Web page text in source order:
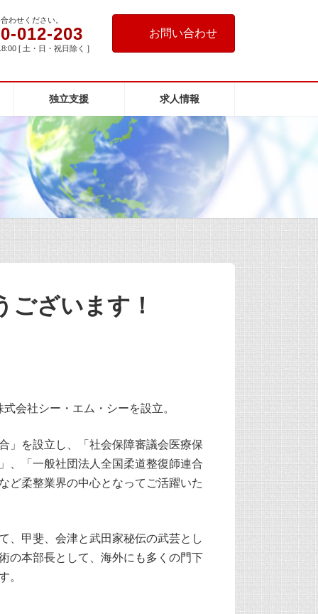
わせください。
012-203
[ 土・日・祝日除く ]
お問い合わせ
独立支援 求人情報
ございます！
会社シー・エム・シーを設立。
」を設立し、「社会保障審議会医療保
、「一般社団法人全国柔道整復師連合
ど柔整業界の中心となってご活躍いた
、甲斐、会津と武田家秘伝の武芸とし
の本部長として、海外にも多くの門下
。